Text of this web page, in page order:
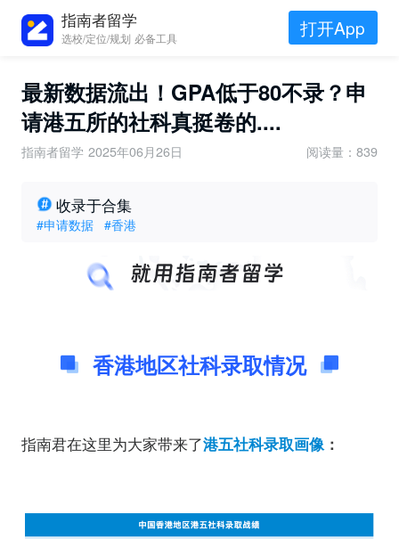
指南者留学
选校/定位/规划 必备工具 打开App
最新数据流出！GPA低于80不录？申
请港五所的社科真挺卷的....
指南者留学 2025年06月26日 阅读量：839
收录于合集
#申请数据 #香港
香港地区社科录取情况
指南君在这里为大家带来了港五社科录取画像：